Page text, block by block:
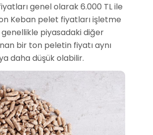
genel olarak 6.000 TL ile
Keban pelet fiyatları işletme
piyasadaki diğer
bir ton peletin fiyatı aynı
daha düşük olabilir.